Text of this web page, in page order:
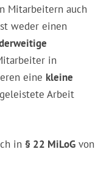
Mitarbeitern auch
weder einen
in
eine kleine
Arbeit
in § 22 MiLoG von